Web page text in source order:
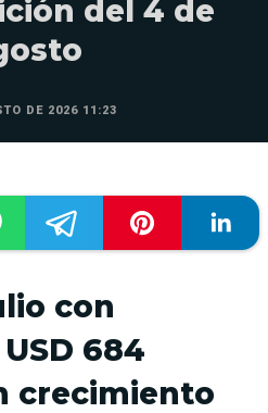
del 4 de
DE 2026 11:23
con
684
crecimiento